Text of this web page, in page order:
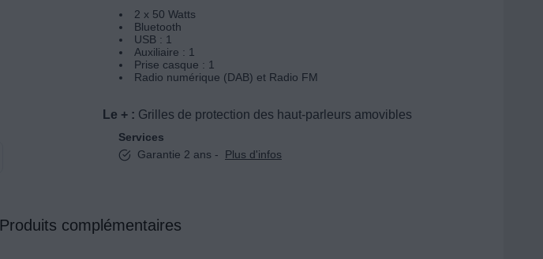
2 x 50 Watts
Bluetooth
USB : 1
Auxiliaire : 1
Prise casque : 1
Radio numérique (DAB) et Radio FM
Le + : Grilles de protection des haut-parleurs amovibles
Services
Garantie 2 ans -
Plus d'infos
Produits complémentaires